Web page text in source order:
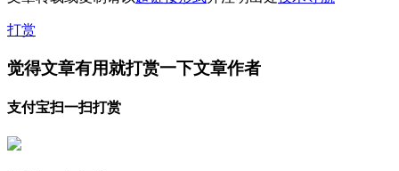
打赏
觉得文章有用就打赏一下文章作者
支付宝扫一扫打赏